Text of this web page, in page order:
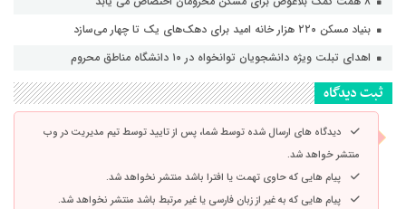
بنیاد مسکن ۲۲۰ هزار خانه امید برای دهک‌های یک تا چهار می‌سازد
اهدای تبلت ویژه دانشجویان توانخواه در ۱۰ دانشگاه مناطق محروم
ثبت دیدگاه
دیدگاه های ارسال شده توسط شما، پس از تایید توسط تیم مدیریت در وب
منتشر خواهد شد.
پیام هایی که حاوی تهمت یا افترا باشد منتشر نخواهد شد.
پیام هایی که به غیر از زبان فارسی یا غیر مرتبط باشد منتشر نخواهد شد.